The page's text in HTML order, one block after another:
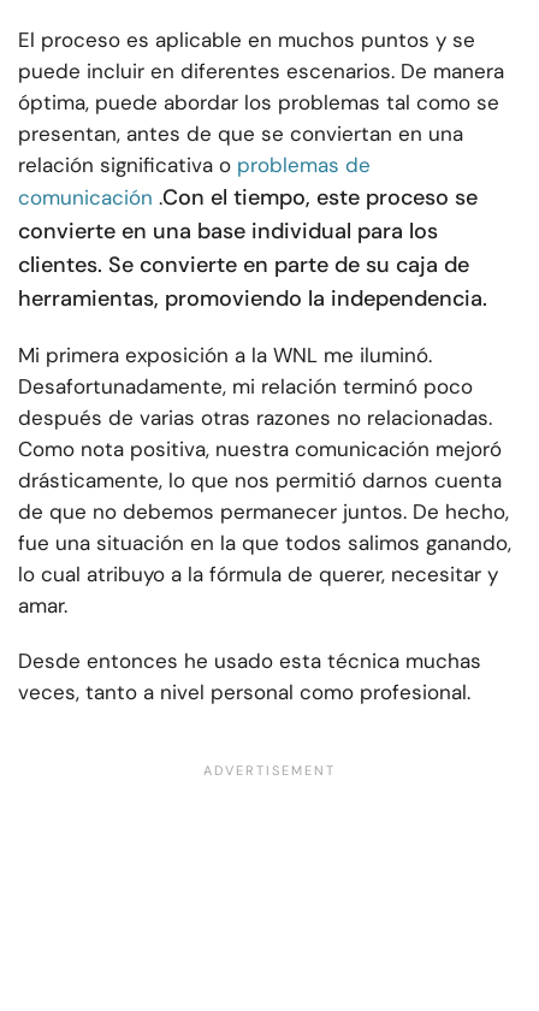
El proceso es aplicable en muchos puntos y se
puede incluir en diferentes escenarios. De manera
óptima, puede abordar los problemas tal como se
presentan, antes de que se conviertan en una
relación significativa o problemas de
comunicación .Con el tiempo, este proceso se
convierte en una base individual para los
clientes. Se convierte en parte de su caja de
herramientas, promoviendo la independencia.
Mi primera exposición a la WNL me iluminó.
Desafortunadamente, mi relación terminó poco
después de varias otras razones no relacionadas.
Como nota positiva, nuestra comunicación mejoró
drásticamente, lo que nos permitió darnos cuenta
de que no debemos permanecer juntos. De hecho,
fue una situación en la que todos salimos ganando,
lo cual atribuyo a la fórmula de querer, necesitar y
amar.
Desde entonces he usado esta técnica muchas
veces, tanto a nivel personal como profesional.